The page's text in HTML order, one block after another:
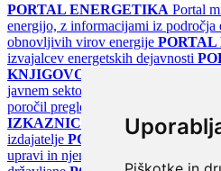
PORTAL ENERGETIKA Portal
energijo, z informacijami iz področja
obnovljivih virov energije PORTAL
izvajalcev energetskih dejavnosti
KNJIGOVODSTVO
javnem sektorju
poročil pregledov klimatskih sistemov
IZKAZNICE
Register energetskih
izdajatelje PORTAL GOV.SI
upravi in njenih storitvah